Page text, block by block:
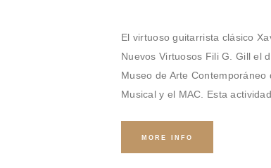
El virtuoso guitarrista clásico
Nuevos Virtuosos Fili G. Gill el
Museo de Arte
Musical y el MAC. Esta
MORE INFO